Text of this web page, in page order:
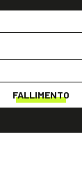
FALLIMENTO